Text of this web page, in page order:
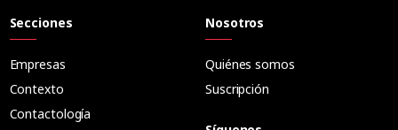
Secciones
Empresas
Contexto
Contactología
Nosotros
Quiénes somos
Suscripción